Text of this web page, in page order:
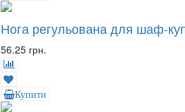
Нога регульована для шаф-
56.25 грн.
Купити